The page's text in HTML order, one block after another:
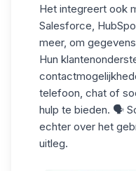
Het integreert ook
Salesforce,
meer, om
Hun
telefoon, chat of
hulp te bieden. 🗣️
echter over het
uitleg.